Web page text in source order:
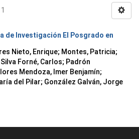
de Investigación El Posgrado en
Nieto, Enrique; Montes, Patricia;
Silva Forné, Carlos; Padrón
Mendoza, Imer Benjamín;
del Pilar; González Galván, Jorge